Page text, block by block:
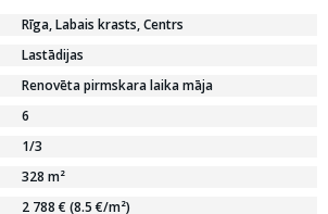
Rīga, Labais krasts, Centrs
Lastādijas
Renovēta pirmskara laika māja
6
1/3
328 m²
2 788 € (8.5 €/m²)